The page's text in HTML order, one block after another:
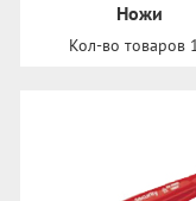
Нoжи
Кол-во товаров